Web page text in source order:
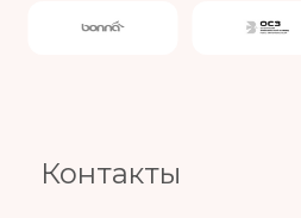
Контакты